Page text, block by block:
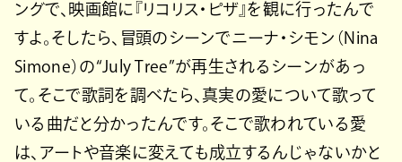
ングで、映画館に『リコリス・ピザ』を観に行ったんで
すよ。そしたら、冒頭のシーンでニーナ・シモン（Nina
Simone）の“July Tree”が再生されるシーンがあっ
て。そこで歌詞を調べたら、真実の愛について歌って
いる曲だと分かったんです。そこで歌われている愛
は、アートや音楽に変えても成立するんじゃないかと